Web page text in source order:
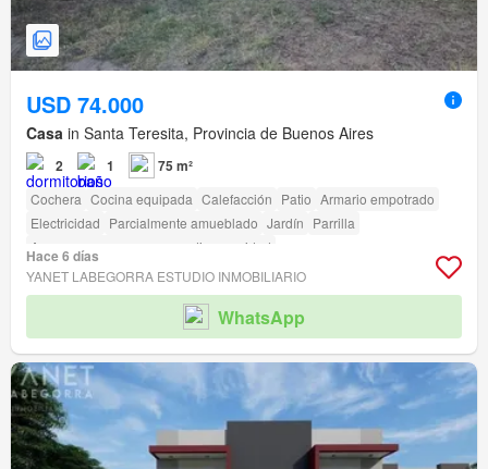
USD 74.000
Casa in Santa Teresita, Provincia de Buenos Aires
2 1 75 m²
Cochera Cocina equipada Calefacción Patio Armario empotrado
Electricidad Parcialmente amueblado Jardín Parrilla
Acceso para personas con discapacidad
Hace 6 días
YANET LABEGORRA ESTUDIO INMOBILIARIO
WhatsApp